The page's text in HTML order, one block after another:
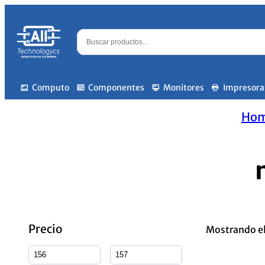
Computo Componentes Monitores
Precio Mostrando